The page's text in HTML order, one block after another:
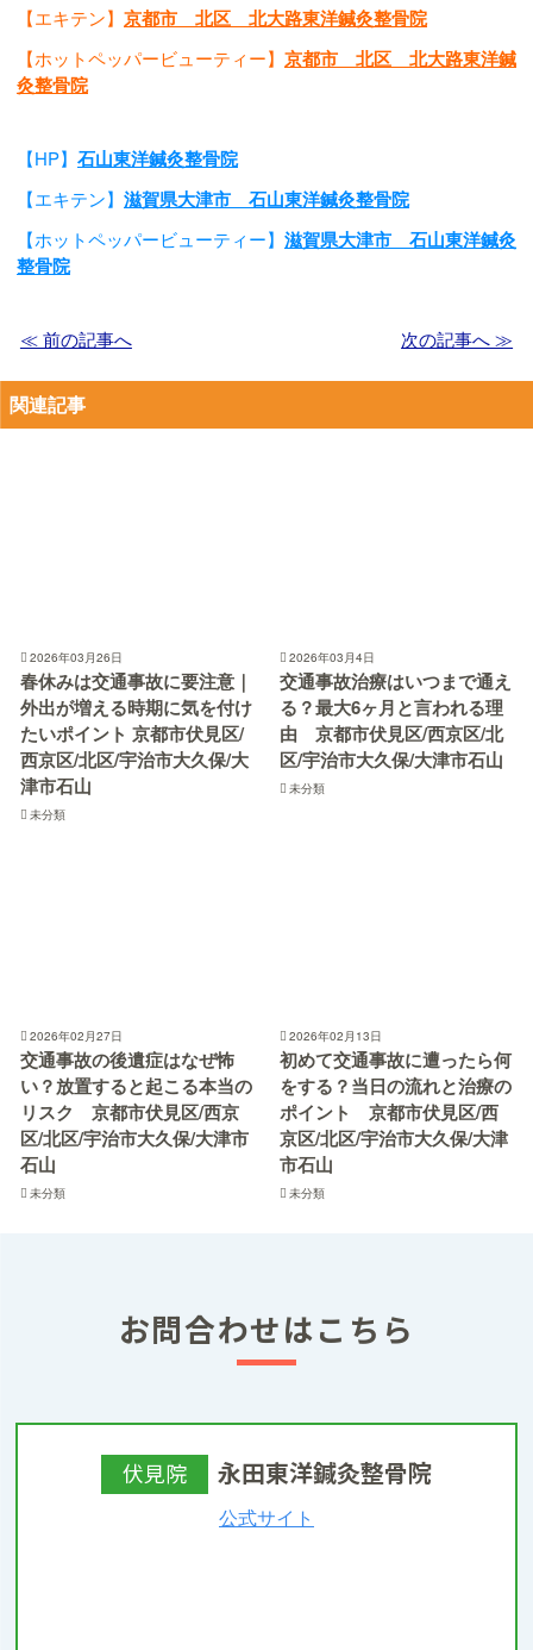
【エキテン】 京都市 北区 北大路東洋鍼灸整骨院
【ホットペッパービューティー】 京都市 北区 北大路東洋鍼
灸整骨院
【HP】 石山東洋鍼灸整骨院
【エキテン】 滋賀県大津市 石山東洋鍼灸整骨院
【ホットペッパービューティー】 滋賀県大津市 石山東洋鍼灸
整骨院
≪ 前の記事へ 次の記事へ ≫
関連記事
2026年03月26日
春休みは交通事故に要注意｜
外出が増える時期に気を付け
たいポイント 京都市伏見区/
西京区/北区/宇治市大久保/大
津市石山
未分類
2026年03月4日
交通事故治療はいつまで通え
る？最大6ヶ月と言われる理
由 京都市伏見区/西京区/北
区/宇治市大久保/大津市石山
未分類
2026年02月27日
交通事故の後遺症はなぜ怖
い？放置すると起こる本当の
リスク 京都市伏見区/西京
区/北区/宇治市大久保/大津市
石山
未分類
2026年02月13日
初めて交通事故に遭ったら何
をする？当日の流れと治療の
ポイント 京都市伏見区/西
京区/北区/宇治市大久保/大津
市石山
未分類
お問合わせはこちら
伏見院 永田東洋鍼灸整骨院
公式サイト